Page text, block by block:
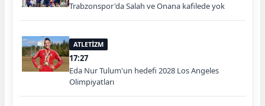
Trabzonspor'da Salah ve Onana kafilede yok
ATLETİZM
17:27
Eda Nur Tulum'un hedefi 2028 Los Angeles
Olimpiyatları